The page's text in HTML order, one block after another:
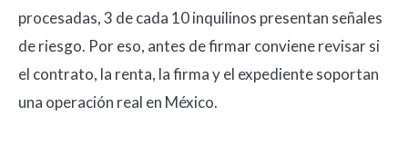
procesadas, 3 de cada 10 inquilinos presentan señales
de riesgo. Por eso, antes de firmar conviene revisar si
el contrato, la renta, la firma y el expediente soportan
una operación real en México.